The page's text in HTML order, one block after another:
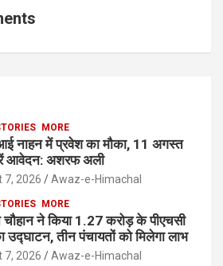
MORE
नाहन में प्रवेश का मौका, 11 अगस्त
आवेदन: अशरफ अली
7, 2026 Awaz-e-Himachal
MORE
चौहान ने किया 1.27 करोड़ के पीएचसी
उद्घाटन, तीन पंचायतों को मिलेगा लाभ
7, 2026 Awaz-e-Himachal